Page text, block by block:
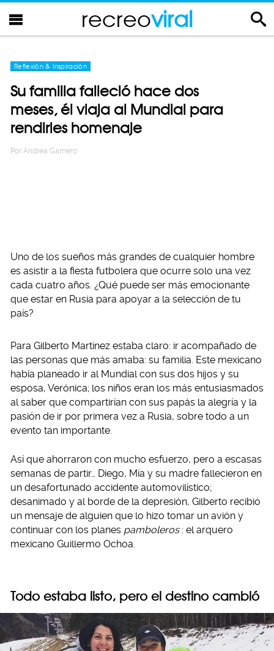
recreoviral
Reflexión & Inspiración
Su familia falleció hace dos
meses, él viaja al Mundial para
rendirles homenaje
Por Andrea Gamero
Uno de los sueños más grandes de cualquier hombre
es asistir a la fiesta futbolera que ocurre solo una vez
cada cuatro años. ¿Qué puede ser más emocionante
que estar en Rusia para apoyar a la selección de tu
país?
Para Gilberto Martínez estaba claro: ir acompañado de
las personas que más amaba: su familia. Este mexicano
había planeado ir al Mundial con sus dos hijos y su
esposa, Verónica; los niños eran los más entusiasmados
al saber que compartirían con sus papás la alegría y la
pasión de ir por primera vez a Rusia, sobre todo a un
evento tan importante.
Así que ahorraron con mucho esfuerzo, pero a escasas
semanas de partir… Diego, Mía y su madre fallecieron en
un desafortunado accidente automovilístico;
desanimado y al borde de la depresión, Gilberto recibió
un mensaje de alguien que lo hizo tomar un avión y
continuar con los planes pamboleros : el arquero
mexicano Guillermo Ochoa.
Todo estaba listo, pero el destino cambió